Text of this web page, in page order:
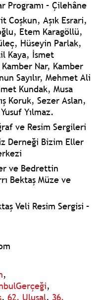
Programı – Çilehâne
Coşkun, Aşık Esrari,
Etem Karagöllü,
Hüseyin Parlak,
Kaya, İsmet
Nar, Kamber
Sayılır, Mehmet Ali
Kundak, Musa
Koruk, Sezer Aslan,
Yılmaz.
ve Resim Sergileri
Derneği Bizim Eller
ve Bedrettin
Bektaş Müze ve
Veli Resim Sergisi –
,
,
, 62. Ulusal, 36.